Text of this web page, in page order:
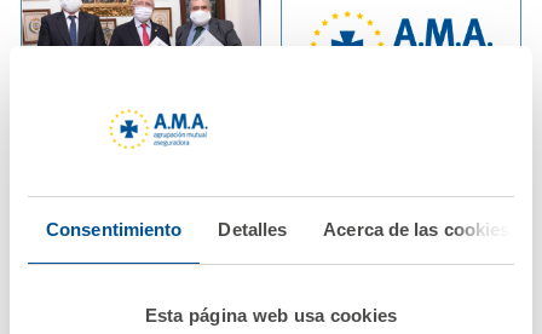
Consentimiento Detalles Acerca de las cookies
Esta página web usa cookies
AMA Vida firma con el
Colegio de Médicos de
La Fundación A.M.A.
convoca 124 becas
profesionales